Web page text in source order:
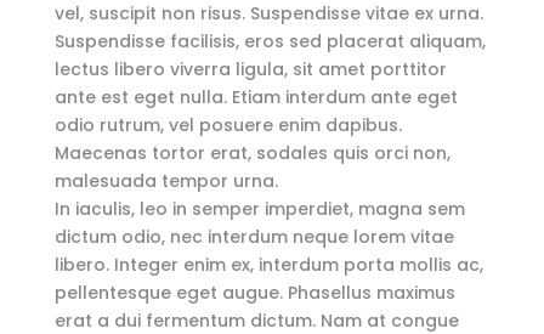
vel, suscipit non risus. Suspendisse vitae ex urna.
Suspendisse facilisis, eros sed placerat aliquam,
lectus libero viverra ligula, sit amet porttitor
ante est eget nulla. Etiam interdum ante eget
odio rutrum, vel posuere enim dapibus.
Maecenas tortor erat, sodales quis orci non,
malesuada tempor urna.
In iaculis, leo in semper imperdiet, magna sem
dictum odio, nec interdum neque lorem vitae
libero. Integer enim ex, interdum porta mollis ac,
pellentesque eget augue. Phasellus maximus
erat a dui fermentum dictum. Nam at congue